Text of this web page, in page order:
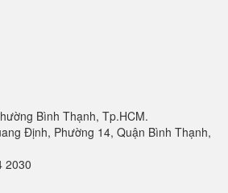
Bình Thạnh, Tp.HCM.
Định, Phường 14, Quận Bình Thạnh,
2030